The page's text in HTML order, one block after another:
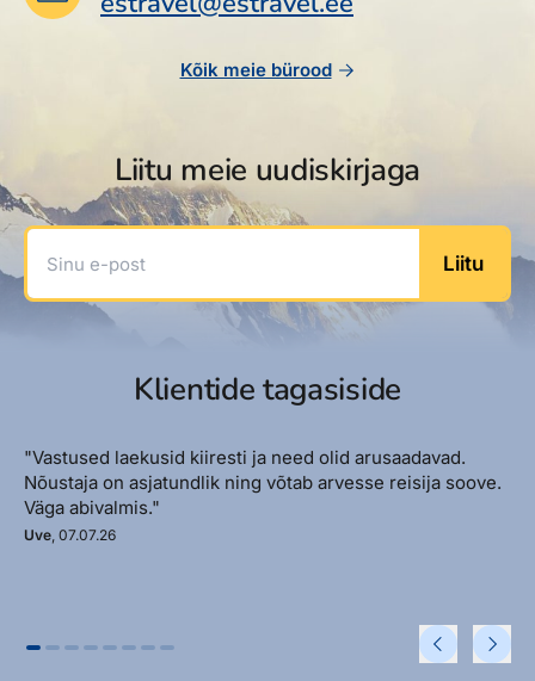
Reisitarvete e-pood
Kuldkaart
Platinum Club
Boonuspunktid
Meist
Kontaktid
Reisikonsultandi teenus
Tule tööle
Uudised
Kõik meie bürood
Liitu meie uudiskirjaga
Sinu e-post
Liitu
Klientide tagasiside
"Vastused laekusid kiiresti ja need olid arusaadavad.
Nõustaja on asjatundlik ning võtab arvesse reisija soove.
Väga abivalmis."
Uve, 07.07.26